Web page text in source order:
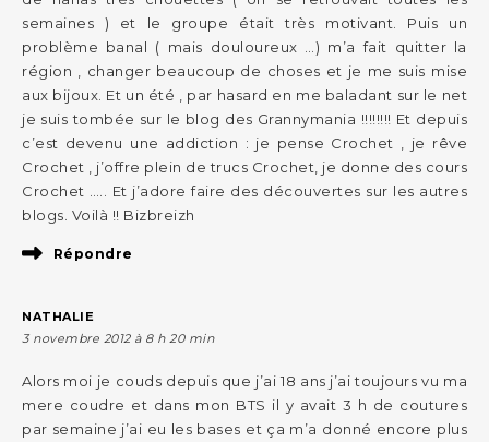
semaines ) et le groupe était très motivant. Puis un
problème banal ( mais douloureux …) m’a fait quitter la
région , changer beaucoup de choses et je me suis mise
aux bijoux. Et un été , par hasard en me baladant sur le net
je suis tombée sur le blog des Grannymania !!!!!!!! Et depuis
c’est devenu une addiction : je pense Crochet , je rêve
Crochet , j’offre plein de trucs Crochet, je donne des cours
Crochet ….. Et j’adore faire des découvertes sur les autres
blogs. Voilà !! Bizbreizh
Répondre
NATHALIE
3 novembre 2012 à 8 h 20 min
Alors moi je couds depuis que j’ai 18 ans j’ai toujours vu ma
mere coudre et dans mon BTS il y avait 3 h de coutures
par semaine j’ai eu les bases et ça m’a donné encore plus